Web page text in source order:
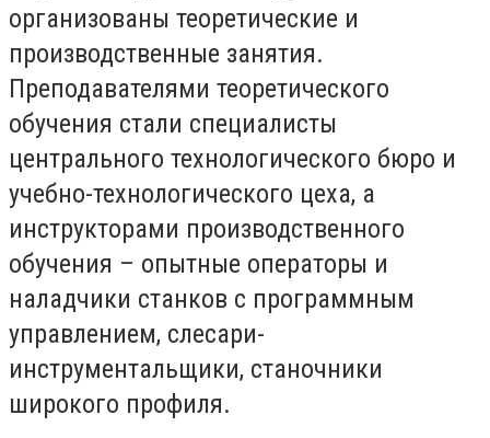
организованы теоретические и
производственные занятия.
Преподавателями теоретического
обучения стали специалисты
центрального технологического бюро и
учебно-технологического цеха, а
инструкторами производственного
обучения – опытные операторы и
наладчики станков с программным
управлением, слесари-
инструментальщики, станочники
широкого профиля.